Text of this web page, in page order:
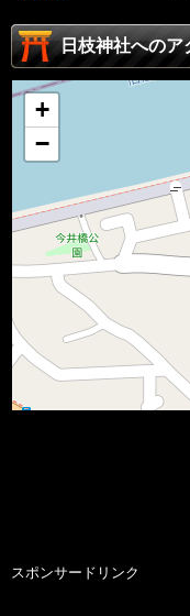
日枝神社へのア
+
−
スポンサードリンク